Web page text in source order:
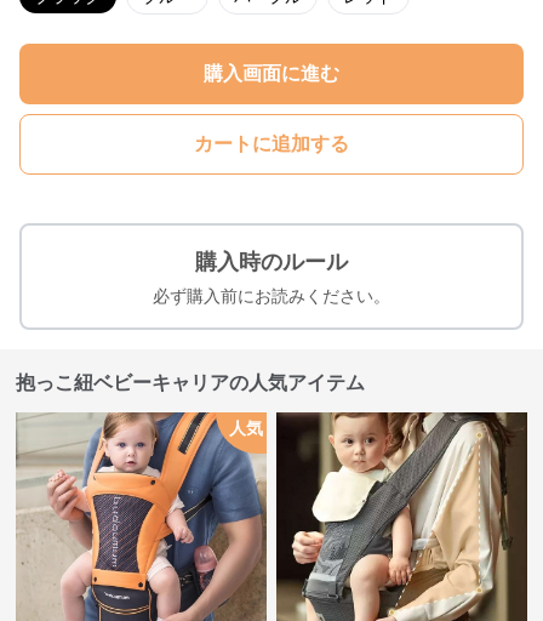
購入画面に進む
カートに追加する
購入時のルール
必ず購入前にお読みください。
抱っこ紐ベビーキャリアの人気アイテム
人気